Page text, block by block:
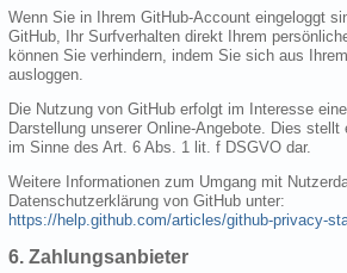
Wenn Sie in Ihrem GitHub-Account eingeloggt
GitHub, Ihr Surfverhalten direkt Ihrem
können Sie verhindern, indem Sie sich aus
ausloggen.
Die Nutzung von GitHub erfolgt im Interesse
Darstellung unserer Online-Angebote. Dies
im Sinne des Art. 6 Abs. 1 lit. f DSGVO dar.
Weitere Informationen zum Umgang mit
Datenschutzerklärung von GitHub unter:
https://help.github.com/articles/github-privacy-
6. Zahlungsanbieter